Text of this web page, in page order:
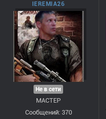
IEREMIA26
Не в сети
МАСТЕР
Сообщений: 370